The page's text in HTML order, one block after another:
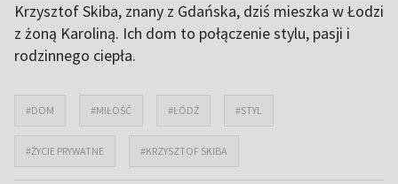
Krzysztof Skiba, znany z Gdańska, dziś mieszka w Łodzi
z żoną Karoliną. Ich dom to połączenie stylu, pasji i
rodzinnego ciepła.
#DOM #MIŁOŚĆ #ŁÓDŹ #STYL
#ŻYCIE PRYWATNE #KRZYSZTOF SKIBA